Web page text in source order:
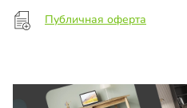
Публичная оферта